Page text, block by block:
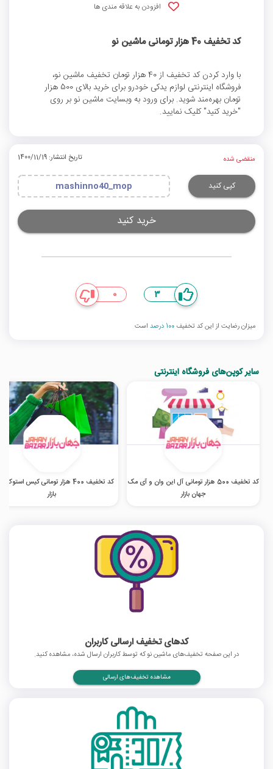
افزودن به علاقه مندی ها
کد تخفیف 40 هزار تومانی ماشین نو
با وارد کردن کد تخفیف از 40 هزار تومان تخفیف ماشین نو،
فروشگاه اینترنتی لوازم یدکی خودرو برای خرید بالای 500 هزار
تومان بهره‌مند شوید. برای ورود به وبسایت ماشین نو بر روی
"خرید کنید" کلیک نمایید.
منقضی شده تاریخ انتشار: 1400/11/19
کپی کنید mashinno40_mop
خرید کنید
3
0
میزان رضایت از این کد تخفیف 100 درصد است
سایر کوپن‌های فروشگاه اینترنتی
کد تخفیف 500 هزار تومانی آل این وان و آی مک
جهان بازار
کد تخفیف 400 هزار تومانی کیس
بازار
کدهای تخفیف ارسالی کاربران
در این صفحه تخفیف‌های ماشین نو که توسط کاربران ارسال شده، مشاهده کنید.
مشاهده تخفیف‌های ارسالی